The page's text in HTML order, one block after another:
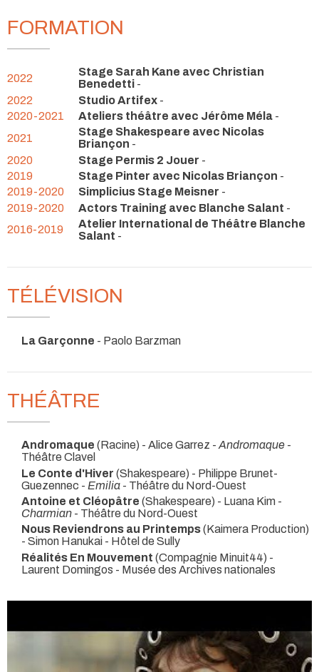
FORMATION
2022
Stage Sarah Kane avec Christian
Benedetti -
2022
Studio Artifex -
2020-2021
Ateliers théâtre avec Jérôme Méla -
2021
Stage Shakespeare avec Nicolas
Briançon -
2020
Stage Permis 2 Jouer -
2019
Stage Pinter avec Nicolas Briançon -
2019-2020
Simplicius Stage Meisner -
2019-2020
Actors Training avec Blanche Salant -
2016-2019
Atelier International de Théâtre Blanche
Salant -
TÉLÉVISION
La Garçonne - Paolo Barzman
THÉÂTRE
Andromaque (Racine) - Alice Garrez -Andromaque -
Théâtre Clavel
Le Conte d'Hiver (Shakespeare) - Philippe Brunet-
Guezennec - Emilia - Théâtre du Nord-Ouest
Antoine et Cléopâtre (Shakespeare) - Luana Kim -
Charmian - Théâtre du Nord-Ouest
Nous Reviendrons au Printemps(Kaimera Production)
- Simon Hanukai - Hôtel de Sully
Réalités En Mouvement (Compagnie Minuit44) -
Laurent Domingos - Musée des Archives nationales